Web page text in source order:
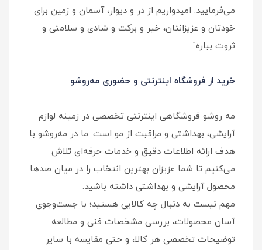
می‌فرمایید. امیدواریم از در و دیوار، آسمان و زمین برای
خودتان و عزیزانتان، خیر و برکت و شادی و سلامتی و
ثروت بباره"
خرید از فروشگاه اینترنتی و حضوری مه‌روشو
مه‌ روشو فروشگاهی اینترنتی تخصصی در زمینه لوازم
آرایشی، بهداشتی و مراقبت از مو است. ما در مه‌روشو با
هدف ارائه اطلاعات دقیق و خدمات حرفه‌ای تلاش
می‌کنیم تا شما عزیزان بهترین انتخاب را در میان صدها
محصول آرایشی و بهداشتی داشته باشید.
مهم نیست به دنبال چه کالایی هستید؛ با جست‌وجوی
آسان محصولات، بررسی مشخصات فنی و مطالعه
توضیحات تخصصی هر کالا، و حتی مقایسه با سایر